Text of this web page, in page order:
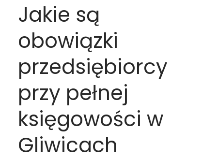
Jakie są
obowiązki
przedsiębiorcy
przy pełnej
księgowości w
Gliwicach